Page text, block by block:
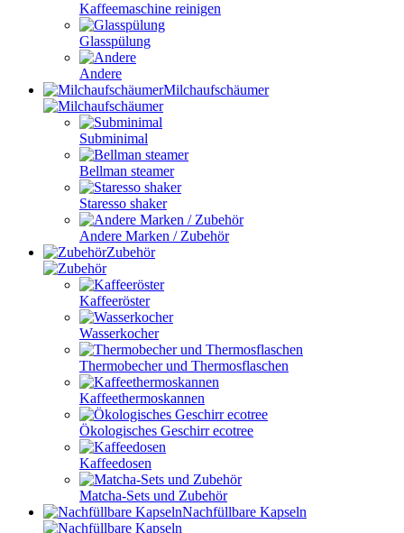
Kaffeemaschine reinigen
Glasspülung
Andere
Milchaufschäumer
Subminimal
Bellman steamer
Staresso shaker
Andere Marken / Zubehör
Zubehör
Kaffeeröster
Wasserkocher
Thermobecher und Thermosflaschen
Kaffeethermoskannen
Ökologisches Geschirr ecotree
Kaffeedosen
Matcha-Sets und Zubehör
Nachfüllbare Kapseln